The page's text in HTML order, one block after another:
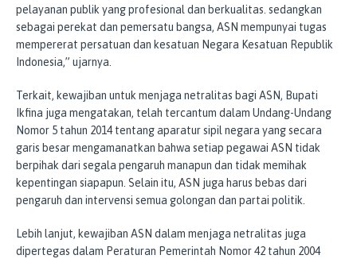
pelayanan publik yang profesional dan berkualitas. sedangkan
sebagai perekat dan pemersatu bangsa, ASN mempunyai tugas
mempererat persatuan dan kesatuan Negara Kesatuan Republik
Indonesia,” ujarnya.
Terkait, kewajiban untuk menjaga netralitas bagi ASN, Bupati
Ikfina juga mengatakan, telah tercantum dalam Undang-Undang
Nomor 5 tahun 2014 tentang aparatur sipil negara yang secara
garis besar mengamanatkan bahwa setiap pegawai ASN tidak
berpihak dari segala pengaruh manapun dan tidak memihak
kepentingan siapapun. Selain itu, ASN juga harus bebas dari
pengaruh dan intervensi semua golongan dan partai politik.
Lebih lanjut, kewajiban ASN dalam menjaga netralitas juga
dipertegas dalam Peraturan Pemerintah Nomor 42 tahun 2004